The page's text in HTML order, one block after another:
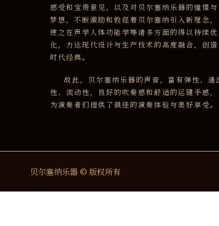
感受和宝贵意见，以及对贝尔塞纳乐器的憧憬与
梦想，不断激励和敦促着贝尔塞纳引入新理念，
使之在声学人体功能学等诸多方面的得以持续优
化，力达现代设计与生产技术的高度融合，创造
时代经典。
故此，贝尔塞纳乐器的声音，富有弹性、通
性、流动性，良好的吹奏感和舒适的运键手感，
为演奏者们提供了俱佳的演奏体验与美好享受。
贝尔塞纳乐器 © 版权所有